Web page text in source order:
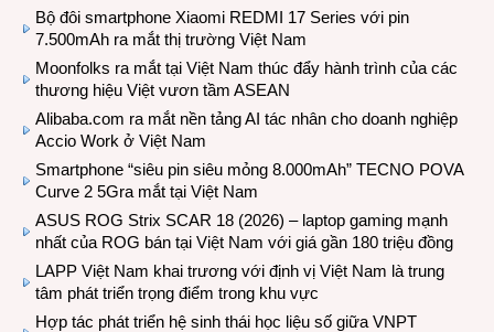
Bộ đôi smartphone Xiaomi REDMI 17 Series với pin
7.500mAh ra mắt thị trường Việt Nam
Moonfolks ra mắt tại Việt Nam thúc đẩy hành trình của các
thương hiệu Việt vươn tầm ASEAN
Alibaba.com ra mắt nền tảng AI tác nhân cho doanh nghiệp
Accio Work ở Việt Nam
Smartphone “siêu pin siêu mỏng 8.000mAh” TECNO POVA
Curve 2 5Gra mắt tại Việt Nam
ASUS ROG Strix SCAR 18 (2026) – laptop gaming mạnh
nhất của ROG bán tại Việt Nam với giá gần 180 triệu đồng
LAPP Việt Nam khai trương với định vị Việt Nam là trung
tâm phát triển trọng điểm trong khu vực
Hợp tác phát triển hệ sinh thái học liệu số giữa VNPT